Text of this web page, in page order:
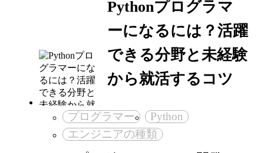
Pythonプログラマ
ーになるには？活躍
できる分野と未経験
から就活するコツ
プログラマー
Python
エンジニアの種類